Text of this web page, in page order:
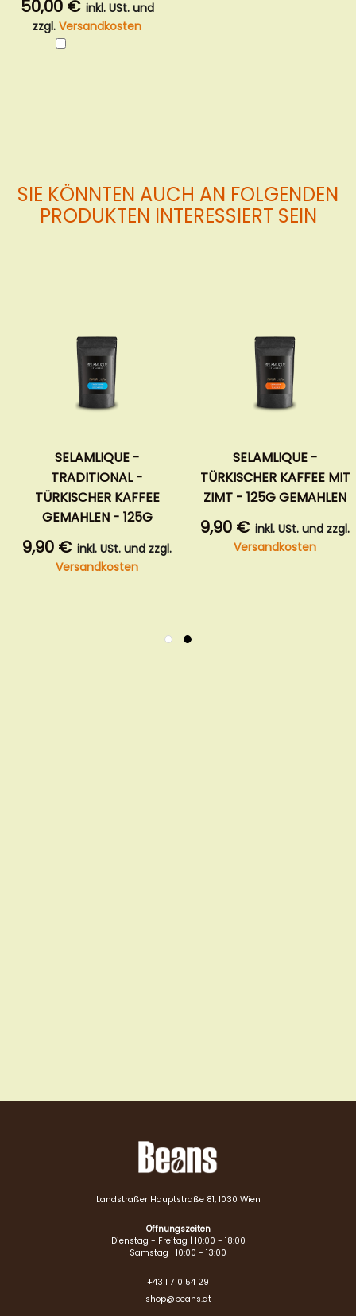
50,00 € inkl. USt. und
zzgl.Versandkosten
SIE KÖNNTEN AUCH AN FOLGENDEN
PRODUKTEN INTERESSIERT SEIN
SELAMLIQUE -
TRADITIONAL -
TÜRKISCHER KAFFEE
GEMAHLEN - 125G
9,90 € inkl. USt. und zzgl.
Versandkosten
SELAMLIQUE -
TÜRKISCHER KAFFEE MIT
ZIMT - 125G GEMAHLEN
9,90 € inkl. USt. und zzgl.
Versandkosten
Landstraßer Hauptstraße 81, 1030 Wien
Öffnungszeiten
Dienstag - Freitag | 10:00 - 18:00
Samstag | 10:00 - 13:00
+43 1 710 54 29
shop@beans.at